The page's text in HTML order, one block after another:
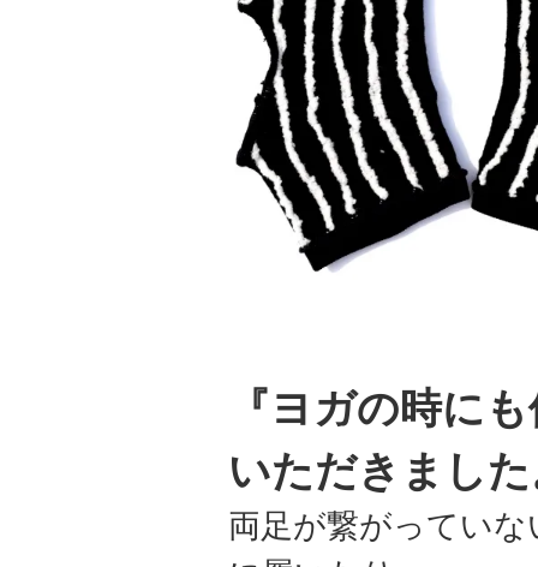
『ヨガの時に
いただきまし
両足が繋がってい